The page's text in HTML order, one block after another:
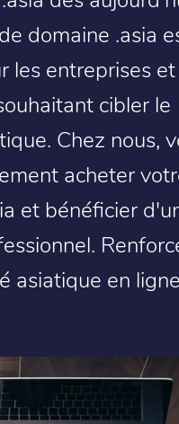
domaine .asia
les entreprises
cibler le
Chez nous,
acheter
et bénéficier
asiatique en